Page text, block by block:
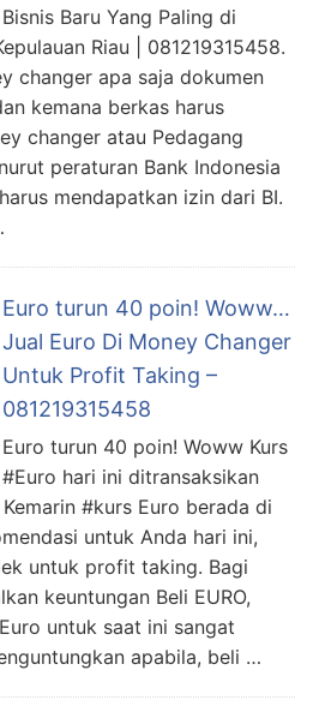
Bisnis Baru Yang Paling di
Riau | 081219315458.
changer apa saja dokumen
kemana berkas harus
changer atau Pedagang
peraturan Bank Indonesia
mendapatkan izin dari BI.
Euro turun 40 poin! Woww…
Jual Euro Di Money Changer
Untuk Profit Taking –
081219315458
Euro turun 40 poin! Woww Kurs
#Euro hari ini ditransaksikan
#kurs Euro berada di
untuk Anda hari ini,
untuk profit taking. Bagi
keuntungan Beli EURO,
untuk saat ini sangat
apabila, beli …